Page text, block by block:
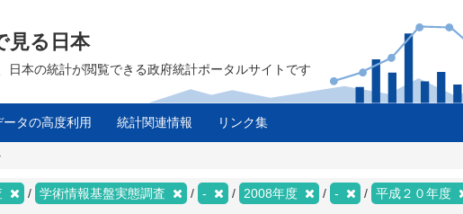
見る日本
日本の統計が閲覧できる政府統計ポータルサイトです
ータの高度利用 統計関連情報 リンク集
学術情報基盤実態調査 - 2008年度 - 平成２０年度